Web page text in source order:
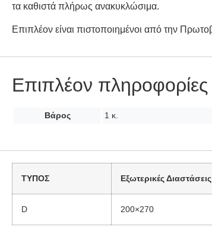
τα καθιστά πλήρως ανακυκλώσιμα.
Επιπλέον είναι πιστοποιημένοι από την
Επιπλέον πληροφορίες
Βάρος 1 κ.
TYΠΟΣ Εξωτερικές
D 200×270